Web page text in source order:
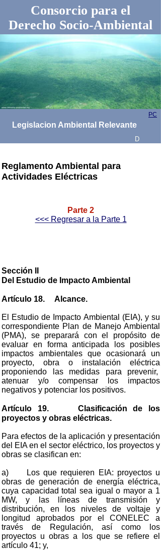
Reglamento Ambiental para
Actividades Eléctricas
Consorcio para el
Derecho Socio-Ambiental
PC
D
Legislacion Ambiental Relevante
Sección II
Del Estudio de Impacto Ambiental
Artículo 18. Alcance.
El Estudio de Impacto Ambiental (EIA), y su
correspondiente Plan de Manejo Ambiental
(PMA), se preparará con el propósito de
evaluar en forma anticipada los posibles
impactos ambientales que ocasionará un
proyecto, obra o instalación eléctrica
proponiendo las medidas para prevenir,
atenuar y/o compensar los impactos
negativos y potenciar los positivos.
Artículo 19. Clasificación de los
proyectos y obras eléctricas.
Para efectos de la aplicación y presentación
del EIA en el sector eléctrico, los proyectos y
obras se clasifican en:
a) Los que requieren EIA: proyectos u
obras de generación de energía eléctrica,
cuya capacidad total sea igual o mayor a 1
MW, y las líneas de transmisión y
distribución, en los niveles de voltaje y
longitud aprobados por el CONELEC a
través de Regulación, así como los
proyectos u obras a los que se refiere el
artículo 41; y,
Parte 2
<<< Regresar a la Parte 1